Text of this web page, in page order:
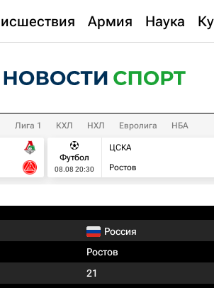
Армия Наука
Лига 1 КХЛ НХЛ Евролига НБА
Футбол
08.08 20:30
ЦСКА
Ростов
Россия
Ростов
21